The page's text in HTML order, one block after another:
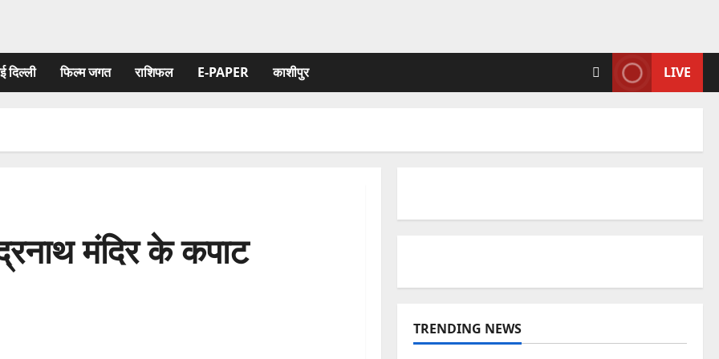
दिल्ली फिल्‍म जगत राशिफल E-PAPER काशीपुर LIVE
मंदिर के कपाट
TRENDING NEWS